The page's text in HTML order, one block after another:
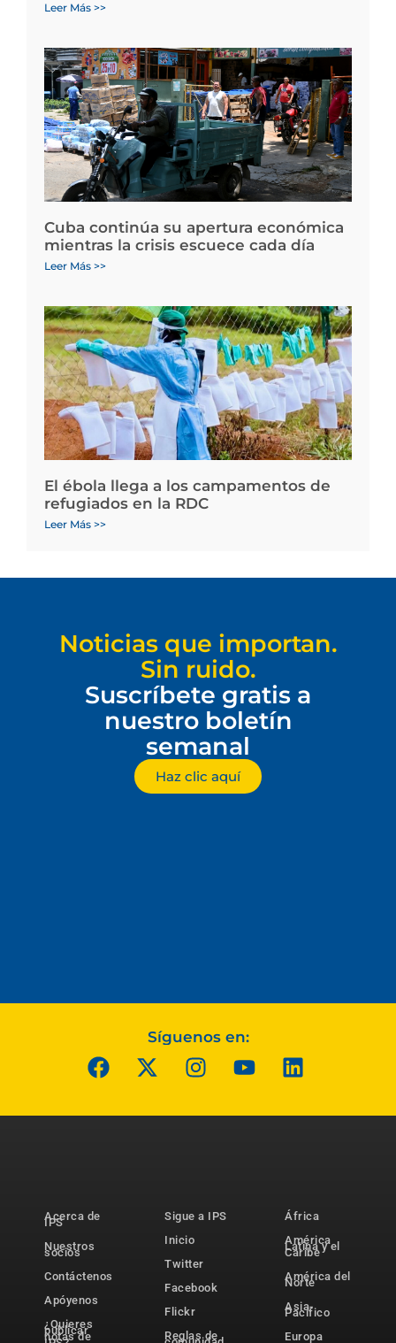
Leer Más >>
Cuba continúa su apertura económica
mientras la crisis escuece cada día
Leer Más >>
El ébola llega a los campamentos de
refugiados en la RDC
Leer Más >>
Noticias que importan.
Sin ruido.
Suscríbete gratis a
nuestro boletín
semanal
Haz clic aquí
Síguenos en:
Acerca de
IPS
Nuestros
socios
Contáctenos
Apóyenos
¿Quieres
publicar
notas de
Sigue a IPS
Inicio
Twitter
Facebook
Flickr
Reglas de
África
América
Latina y el
Caribe
América del
Norte
Asia-
Pacífico
Europa